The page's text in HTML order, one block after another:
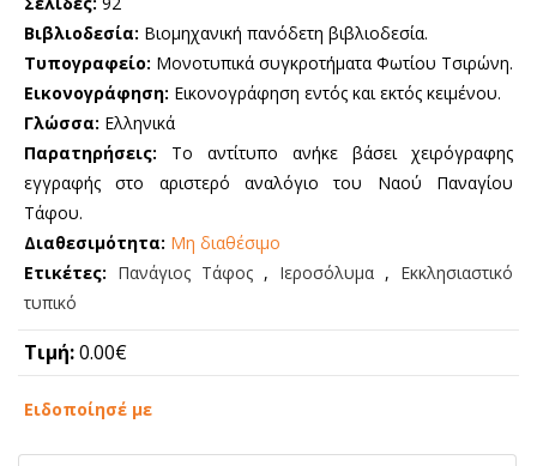
Βιβλιοδεσία: Βιομηχανική πανόδετη βιβλιοδεσία.
Τυπογραφείο: Μονοτυπικά συγκροτήματα Φωτίου Τσιρώνη.
Εικονογράφηση: Εικονογράφηση εντός και εκτός κειμένου.
Γλώσσα: Ελληνικά
Παρατηρήσεις: Το αντίτυπο ανήκε βάσει χειρόγραφης
εγγραφής στο αριστερό αναλόγιο του Ναού Παναγίου
Τάφου.
Διαθεσιμότητα: Μη διαθέσιμο
Ετικέτες: Πανάγιος Τάφος , Ιεροσόλυμα , Εκκλησιαστικό
τυπικό
Τιμή:0.00€
Ειδοποίησέ με